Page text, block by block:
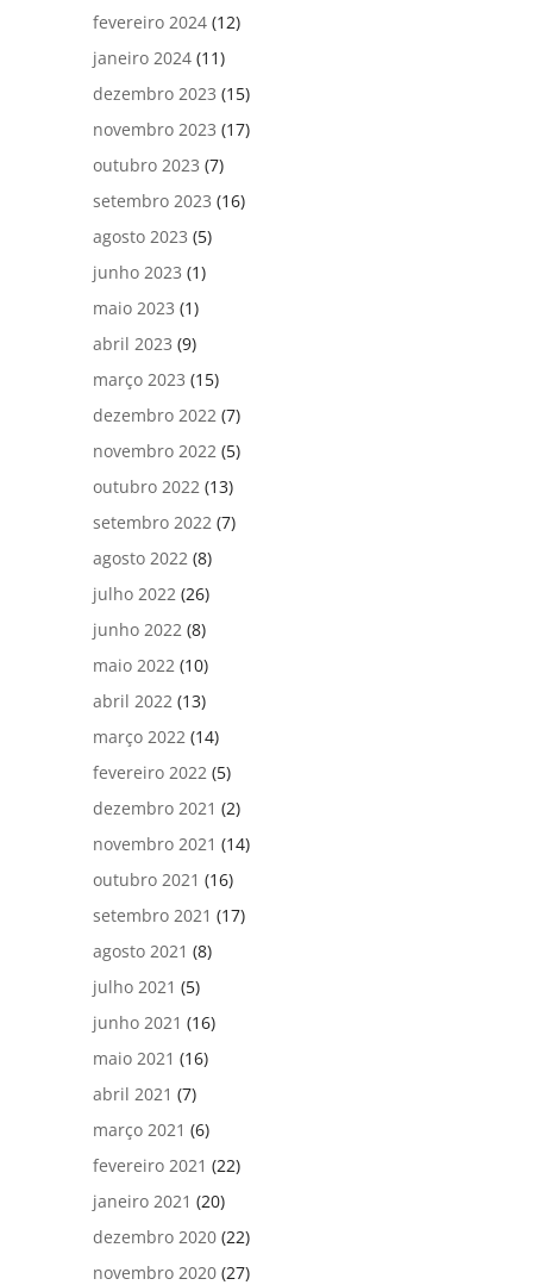
fevereiro 2024 (12)
janeiro 2024 (11)
dezembro 2023 (15)
novembro 2023 (17)
outubro 2023 (7)
setembro 2023 (16)
agosto 2023 (5)
junho 2023 (1)
maio 2023 (1)
abril 2023 (9)
março 2023 (15)
dezembro 2022 (7)
novembro 2022 (5)
outubro 2022 (13)
setembro 2022 (7)
agosto 2022 (8)
julho 2022 (26)
junho 2022 (8)
maio 2022 (10)
abril 2022 (13)
março 2022 (14)
fevereiro 2022 (5)
dezembro 2021 (2)
novembro 2021 (14)
outubro 2021 (16)
setembro 2021 (17)
agosto 2021 (8)
julho 2021 (5)
junho 2021 (16)
maio 2021 (16)
abril 2021 (7)
março 2021 (6)
fevereiro 2021 (22)
janeiro 2021 (20)
dezembro 2020 (22)
novembro 2020 (27)